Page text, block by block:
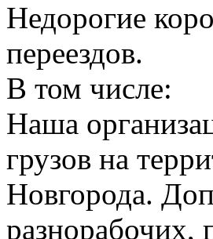
Недорогие
переездов.
В том числе:
Наша
грузов на
Новгорода.
разнорабочих,